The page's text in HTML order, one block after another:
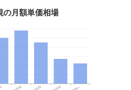
の月額単価相場